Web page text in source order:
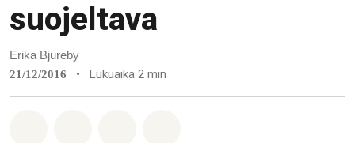
suojeltava
Erika Bjureby
21/12/2016 • Lukuaika 2 min